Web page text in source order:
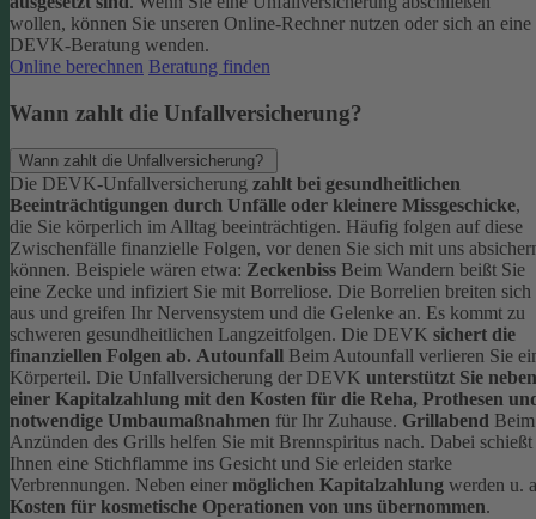
wollen, können Sie unseren Online-Rechner nutzen oder sich an eine
DEVK-Beratung wenden.
Online berechnen Beratung finden
Wann zahlt die Unfallversicherung?
Wann zahlt die Unfallversicherung?
Die DEVK-Unfallversicherung zahlt bei gesundheitlichen
Beeinträchtigungen durch Unfälle oder kleinere Missgeschicke,
die Sie körperlich im Alltag beeinträchtigen. Häufig folgen auf diese
Zwischenfälle finanzielle Folgen, vor denen Sie sich mit uns
können. Beispiele wären etwa: Zeckenbiss Beim Wandern beißt Sie
eine Zecke und infiziert Sie mit Borreliose. Die Borrelien breiten sich
aus und greifen Ihr Nervensystem und die Gelenke an. Es kommt zu
schweren gesundheitlichen Langzeitfolgen. Die DEVK sichert die
finanziellen Folgen ab. Autounfall Beim Autounfall verlieren Sie
Körperteil. Die Unfallversicherung der DEVK unterstützt Sie neben
einer Kapitalzahlung mit den Kosten für die Reha, Prothesen
notwendige Umbaumaßnahmen für Ihr Zuhause. Grillabend Beim
Anzünden des Grills helfen Sie mit Brennspiritus nach. Dabei schießt
Ihnen eine Stichflamme ins Gesicht und Sie erleiden starke
Verbrennungen. Neben einer möglichen Kapitalzahlung werden u.
Kosten für kosmetische Operationen von uns übernommen.